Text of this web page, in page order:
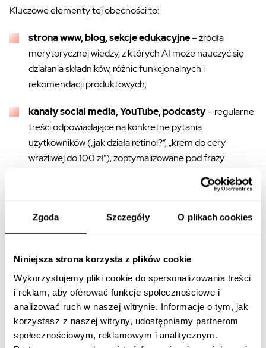
Zgoda Szczegóły O plikach cookies
Niniejsza strona korzysta z plików cookie
Wykorzystujemy pliki cookie do spersonalizowania treści
i reklam, aby oferować funkcje społecznościowe i
analizować ruch w naszej witrynie. Informacje o tym, jak
korzystasz z naszej witryny, udostępniamy partnerom
społecznościowym, reklamowym i analitycznym.
Kluczowe elementy tej obecności to:
strona www, blog, sekcje edukacyjne– źródła
merytorycznej wiedzy, z których AI może nauczyć się
działania składników, różnic funkcjonalnych i
rekomendacji produktowych;
kanały social media, YouTube, podcasty– regularne
treści odpowiadające na konkretne pytania
użytkowników („jak działa retinol?”, „krem do cery
wrażliwej do 100 zł”), zoptymalizowane pod frazy
porównywarkach i katalogach produktów– sygnały
wiarygodności, które AI traktuje jako potwierdzenie
powtarzalność komunikatów i recykling treści–
spójna narracja dotycząca składów, efektów i
zastosowań, widoczna w wielu kanałach, zwiększa szansę
na uwzględnienie produktów w rekomendacjach AI.